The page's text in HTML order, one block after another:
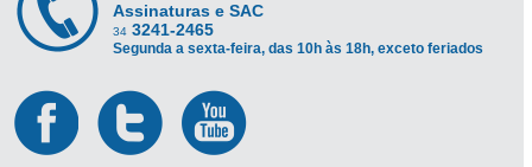
Assinaturas e SAC
34 3241-2465
Segunda a sexta-feira, das 10h às 18h, exceto feriados